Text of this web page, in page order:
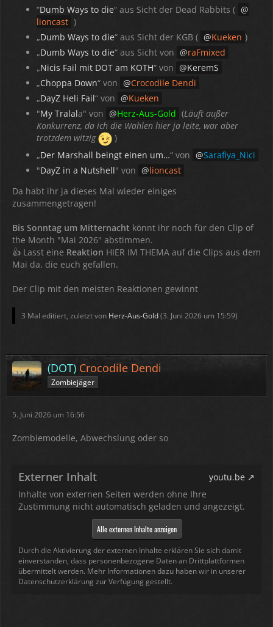
“Dumb Ways to die“ aus Sicht der Dead Rabbits (
lioncast )
„Dumb Ways to die“ aus Sicht der KGB ( Kueken )
„Dumb Ways to die“ aus Sicht von
raFmixed
„Nicis Fail mit DOT am KOTH“ von
KeremS
„Choppa Down“ von
Crocodile Dendi
„DayZ Heli Fail“ von
Kueken
"My Tralala" von Herz-Aus-Gold (Läuft außer
Konkurrenz, da ich die Wahlen hier ja leite, war aber
trotzdem witzig
)
„Der Marshall beingt einen um…“ von
Sarafiya_Nici
"DayZ in a Nutshell" von
lioncast
Da habt ihr ja dieses Mal wieder einiges
zusammengetragen!
Bis Sonntag um Mitternacht könnt ihr noch für den Clip of
the Month "Mai 2026" abstimmen.
👍 Lasst eine Reaktion HIER IM THEMA auf die Clips aus dem
Mai da, die euch gefallen.
Der Clip mit den meisten Reaktionen gewinnt
3 Mal editiert, zuletzt von Herz-Aus-Gold(3. Juni 2026 um 15:59)
(DOT) Crocodile Dendi
Zombiejäger
5. Juni 2026 um 16:56
Zombiemodelle, Abwechslung oder so
Externer Inhalt
youtu.be
Inhalte von externen Seiten werden ohne Ihre
Zustimmung nicht automatisch geladen und angezeigt.
Alle externen Inhalte anzeigen
Durch die Aktivierung der externen Inhalte erklären Sie sich damit
einverstanden, dass personenbezogene Daten an Drittplattformen
übermittelt werden. Mehr Informationen dazu haben wir in unserer
Datenschutzerklärung zur Verfügung gestellt.